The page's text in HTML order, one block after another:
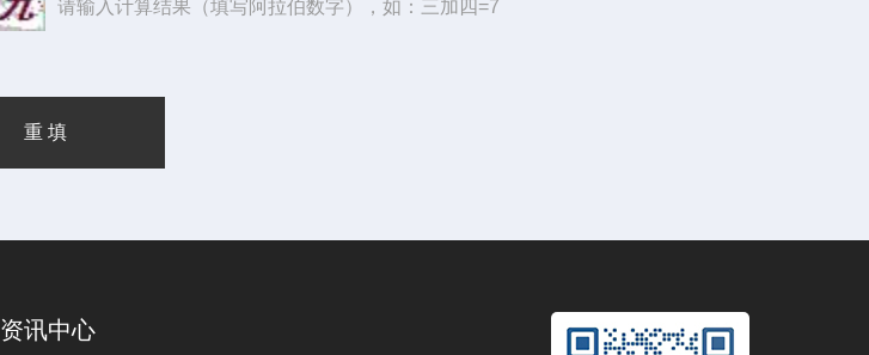
请输入计算结果（填写阿拉伯数字），如：三加四=7
资讯中心